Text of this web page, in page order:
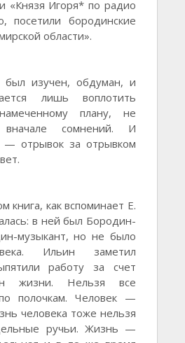
«Князя Игоря* по радио
посетили бородинские
области».
был изучен, обдуман, и
лишь воплотить
плану, не
вначале сомнений. И
— отрывок за отрывком
книга, как вспоминает Е.
в ней был Бородин-
музыкант, но не было
Ильин заметил
работу за счет
жизни. Нельзя все
полочкам. Человек —
человека тоже нельзя
ручьи. Жизнь —